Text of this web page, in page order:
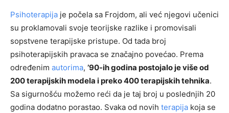
Psihoterapija je počela sa Frojdom, ali već njegovi učenici
su proklamovali svoje teorijske razlike i promovisali
sopstvene terapijske pristupe. Od tada broj
psihoterapijskih pravaca se značajno povećao. Prema
određenim autorima, ’90-ih godina postojalo je više od
200 terapijskih modela i preko 400 terapijskih tehnika.
Sa sigurnošću možemo reći da je taj broj u poslednjih 20
godina dodatno porastao. Svaka od novih terapija koja se